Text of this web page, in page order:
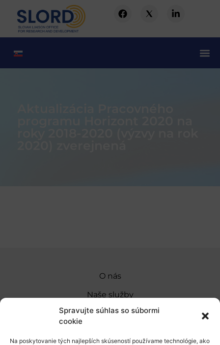
Spravujte súhlas so súbormi
cookie
Na poskytovanie tých najlepších skúseností používame technológie, ako
O nás
Naše služby
Financovanie a podpora